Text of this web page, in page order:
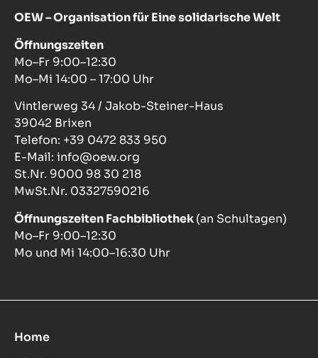
OEW – Organisation für Eine solidarische Welt
Öffnungszeiten
Mo–Fr 9:00–12:30
Mo–Mi 14:00 – 17:00 Uhr
Vintlerweg 34 / Jakob-Steiner-Haus
39042 Brixen
Telefon: +39 0472 833 950
E-Mail: info@oew.org
St.Nr. 9000 98 30 218
MwSt.Nr. 03327590216
Öffnungszeiten Fachbibliothek(an Schultagen)
Mo–Fr 9:00–12:30
Mo und Mi 14:00–16:30 Uhr
Home